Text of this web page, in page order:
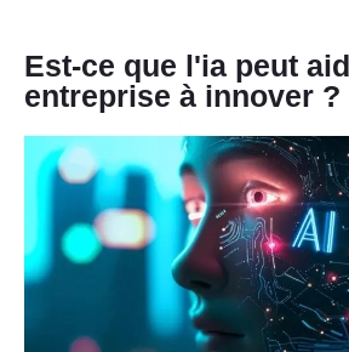
Est-ce que l'ia peut
entreprise à innover ?